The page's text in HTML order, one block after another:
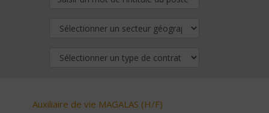
Auxiliaire de vie MAGALAS (H/F)